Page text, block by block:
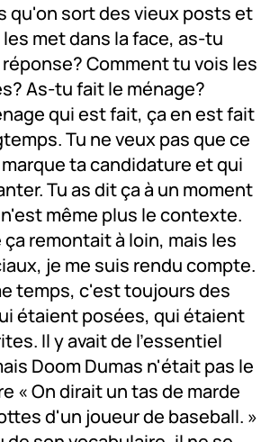
qu'on sort des vieux posts et
met dans la face, as-tu
Comment tu vois les
As-tu fait le ménage?
qui est fait, ça en est fait
Tu ne veux pas que ce
ta candidature et qui
Tu as dit ça à un moment
même plus le contexte.
ça remontait à loin, mais les
je me suis rendu compte.
temps, c'est toujours des
étaient posées, qui étaient
Il y avait de l'essentiel
Doom Dumas n'était pas le
« On dirait un tas de marde
d'un joueur de baseball. »